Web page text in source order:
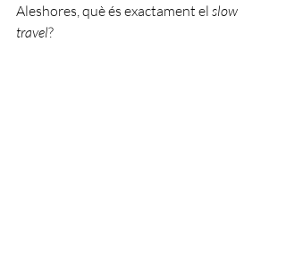
Aleshores, què és exactament el slow
travel?